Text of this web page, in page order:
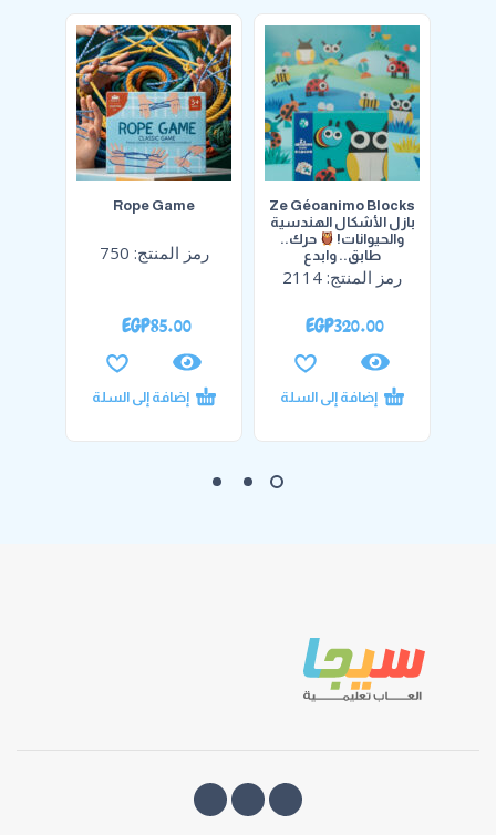
Ze Géoanimo Blocks
بازل الأشكال الهندسية
والحيوانات!
حرك..
طابق.. وابدع
رمز المنتج: 2114
EGP320.00
إضافة إلى السلة
Rope Game
رمز المنتج: 750
EGP85.00
إضافة إلى السلة